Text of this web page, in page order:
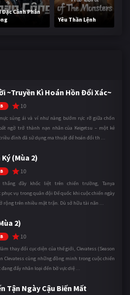
Đặc Cảnh Phản
Yêu Thần Lệnh
~Truyền Kì Hoán Hồn Đổi Xác~
10
sủng ái và ví như nàng bướm rực rỡ giữa chốn
ngờ trở thành nạn nhân của Keigetsu – một kẻ
đình đã sử dụng ma thuật để hoán đổi th ...
(Mùa 2)
10
thắng đầy khốc liệt trên chiến trường, Tanya
phục vụ trong quân đội Đế quốc khi cuộc chiến ngày
rộng trên nhiều mặt trận. Dù sở hữu tài năn ...
2)
10
thay đổi cục diện của thế giới, Clevatess (Season
Clevatess cùng những đồng minh trong cuộc chiến
đang đẩy nhân loại đến bờ vực diệ ...
Tận Ngày Cậu Biến Mất